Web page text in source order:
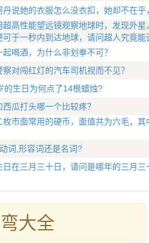
丹说她的衣服怎么没衣扣，她却不在乎
超高性能望远镜观察地球时，发现外
可于一秒内到达地球，请问超人究竟能
起喝酒，为什么非划拳不可？
察对闯红灯的汽车司机视而不见？
的生日为何点了14根蜡烛?
西瓜打头哪一个比较疼？
枚市面常用的硬币，面值共为六毛，
词,形容词还是名词?
日在三月三十日，请问是哪年的三月三
大全